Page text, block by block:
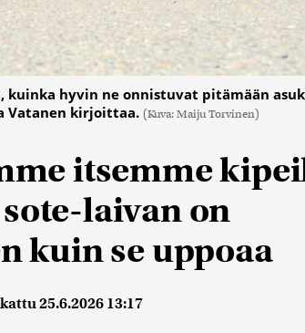
hyvin ne onnistuvat pitämään
Vatanen kirjoittaa. (Kuva: Maiju Torvinen)
itsemme
laivan on
kuin se uppoaa
25.6.2026 13:17